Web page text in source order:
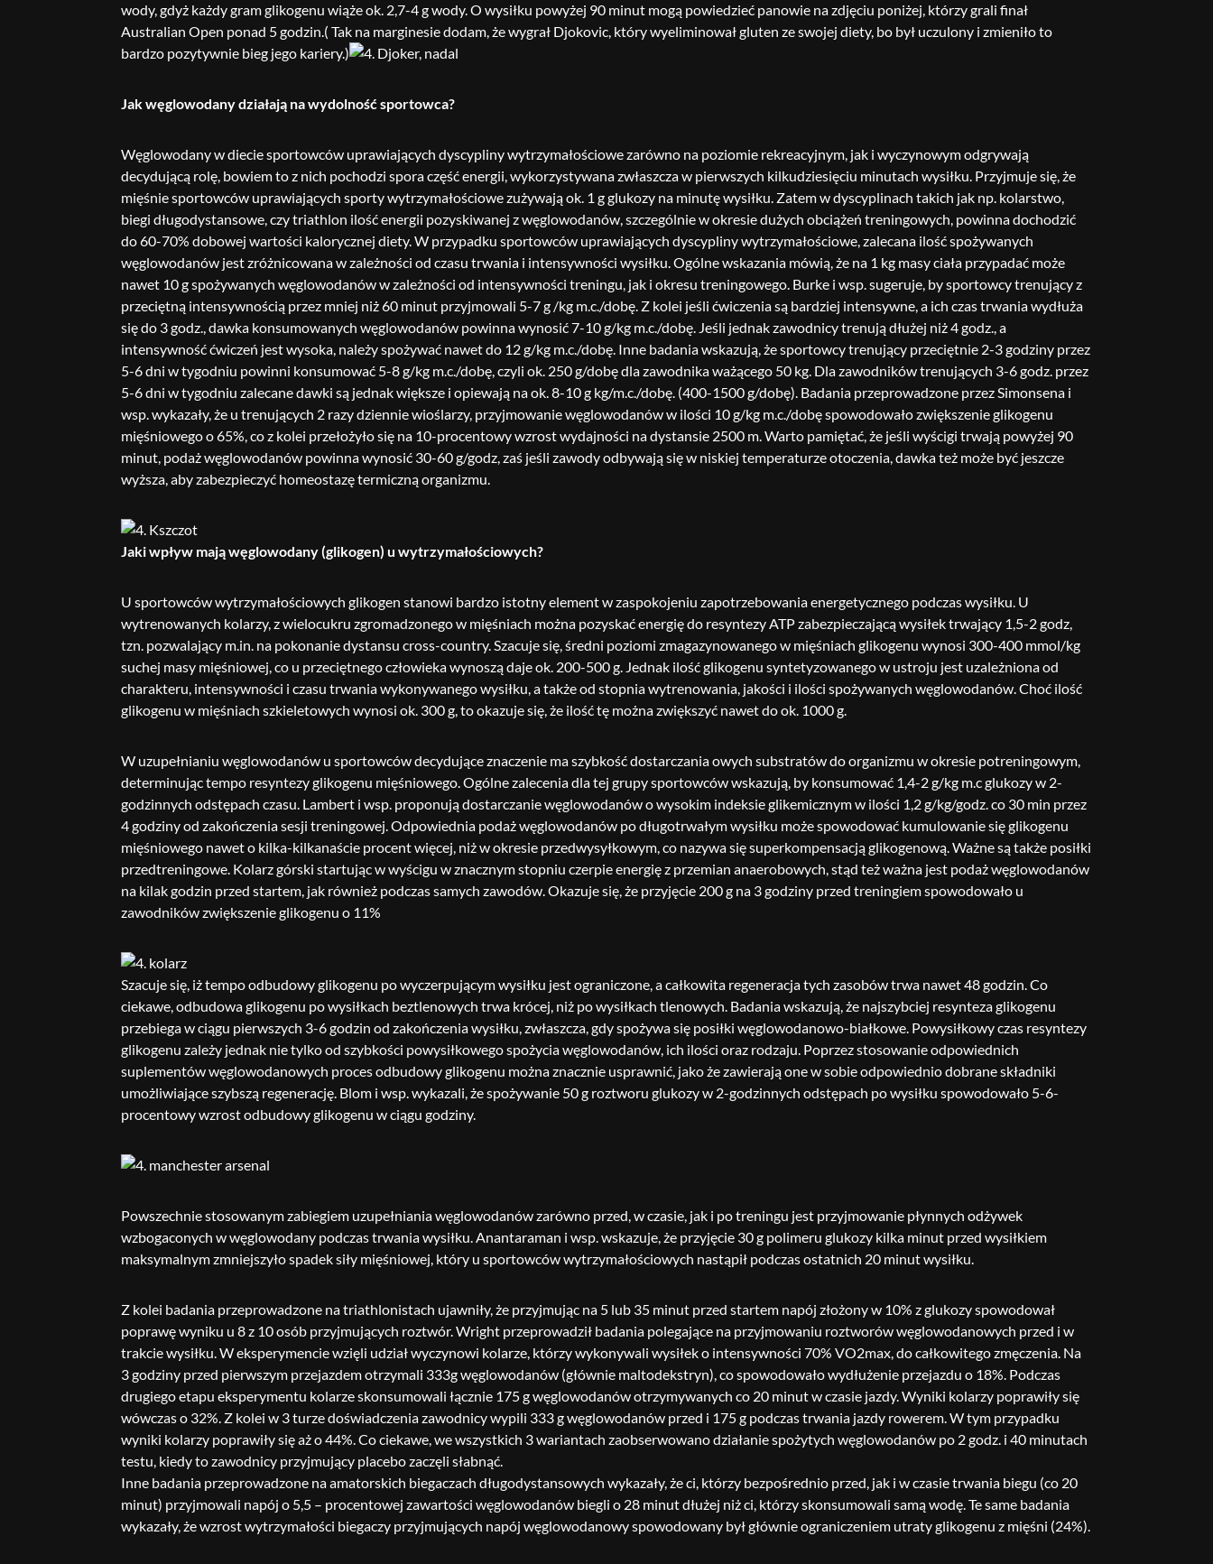
wody, gdyż każdy gram glikogenu wiąże ok. 2,7-4 g wody. O wysiłku powyżej 90 minut mogą powiedzieć panowie na zdjęciu poniżej, którzy grali finał
Australian Open ponad 5 godzin.( Tak na marginesie dodam, że wygrał Djokovic, który wyeliminował gluten ze swojej diety, bo był uczulony i zmieniło to
bardzo pozytywnie bieg jego kariery.)
Jak węglowodany działają na wydolność sportowca?
Węglowodany w diecie sportowców uprawiających dyscypliny wytrzymałościowe zarówno na poziomie rekreacyjnym, jak i wyczynowym odgrywają
decydującą rolę, bowiem to z nich pochodzi spora część energii, wykorzystywana zwłaszcza w pierwszych kilkudziesięciu minutach wysiłku. Przyjmuje się, że
mięśnie sportowców uprawiających sporty wytrzymałościowe zużywają ok. 1 g glukozy na minutę wysiłku. Zatem w dyscyplinach takich jak np. kolarstwo,
biegi długodystansowe, czy triathlon ilość energii pozyskiwanej z węglowodanów, szczególnie w okresie dużych obciążeń treningowych, powinna dochodzić
do 60-70% dobowej wartości kalorycznej diety. W przypadku sportowców uprawiających dyscypliny wytrzymałościowe, zalecana ilość spożywanych
węglowodanów jest zróżnicowana w zależności od czasu trwania i intensywności wysiłku. Ogólne wskazania mówią, że na 1 kg masy ciała przypadać może
nawet 10 g spożywanych węglowodanów w zależności od intensywności treningu, jak i okresu treningowego. Burke i wsp. sugeruje, by sportowcy trenujący z
przeciętną intensywnością przez mniej niż 60 minut przyjmowali 5-7 g /kg m.c./dobę. Z kolei jeśli ćwiczenia są bardziej intensywne, a ich czas trwania wydłuża
się do 3 godz., dawka konsumowanych węglowodanów powinna wynosić 7-10 g/kg m.c./dobę. Jeśli jednak zawodnicy trenują dłużej niż 4 godz., a
intensywność ćwiczeń jest wysoka, należy spożywać nawet do 12 g/kg m.c./dobę. Inne badania wskazują, że sportowcy trenujący przeciętnie 2-3 godziny przez
5-6 dni w tygodniu powinni konsumować 5-8 g/kg m.c./dobę, czyli ok. 250 g/dobę dla zawodnika ważącego 50 kg. Dla zawodników trenujących 3-6 godz. przez
5-6 dni w tygodniu zalecane dawki są jednak większe i opiewają na ok. 8-10 g kg/m.c./dobę. (400-1500 g/dobę). Badania przeprowadzone przez Simonsena i
wsp. wykazały, że u trenujących 2 razy dziennie wioślarzy, przyjmowanie węglowodanów w ilości 10 g/kg m.c./dobę spowodowało zwiększenie glikogenu
mięśniowego o 65%, co z kolei przełożyło się na 10-procentowy wzrost wydajności na dystansie 2500 m. Warto pamiętać, że jeśli wyścigi trwają powyżej 90
minut, podaż węglowodanów powinna wynosić 30-60 g/godz, zaś jeśli zawody odbywają się w niskiej temperaturze otoczenia, dawka też może być jeszcze
wyższa, aby zabezpieczyć homeostazę termiczną organizmu.
Jaki wpływ mają węglowodany (glikogen) u wytrzymałościowych?
U sportowców wytrzymałościowych glikogen stanowi bardzo istotny element w zaspokojeniu zapotrzebowania energetycznego podczas wysiłku. U
wytrenowanych kolarzy, z wielocukru zgromadzonego w mięśniach można pozyskać energię do resyntezy ATP zabezpieczającą wysiłek trwający 1,5-2 godz,
tzn. pozwalający m.in. na pokonanie dystansu cross-country. Szacuje się, średni poziomi zmagazynowanego w mięśniach glikogenu wynosi 300-400 mmol/kg
suchej masy mięśniowej, co u przeciętnego człowieka wynoszą daje ok. 200-500 g. Jednak ilość glikogenu syntetyzowanego w ustroju jest uzależniona od
charakteru, intensywności i czasu trwania wykonywanego wysiłku, a także od stopnia wytrenowania, jakości i ilości spożywanych węglowodanów. Choć ilość
glikogenu w mięśniach szkieletowych wynosi ok. 300 g, to okazuje się, że ilość tę można zwiększyć nawet do ok. 1000 g.
W uzupełnianiu węglowodanów u sportowców decydujące znaczenie ma szybkość dostarczania owych substratów do organizmu w okresie potreningowym,
determinując tempo resyntezy glikogenu mięśniowego. Ogólne zalecenia dla tej grupy sportowców wskazują, by konsumować 1,4-2 g/kg m.c glukozy w 2-
godzinnych odstępach czasu. Lambert i wsp. proponują dostarczanie węglowodanów o wysokim indeksie glikemicznym w ilości 1,2 g/kg/godz. co 30 min przez
4 godziny od zakończenia sesji treningowej. Odpowiednia podaż węglowodanów po długotrwałym wysiłku może spowodować kumulowanie się glikogenu
mięśniowego nawet o kilka-kilkanaście procent więcej, niż w okresie przedwysyłkowym, co nazywa się superkompensacją glikogenową. Ważne są także posiłki
przedtreningowe. Kolarz górski startując w wyścigu w znacznym stopniu czerpie energię z przemian anaerobowych, stąd też ważna jest podaż węglowodanów
na kilak godzin przed startem, jak również podczas samych zawodów. Okazuje się, że przyjęcie 200 g na 3 godziny przed treningiem spowodowało u
zawodników zwiększenie glikogenu o 11%
Szacuje się, iż tempo odbudowy glikogenu po wyczerpującym wysiłku jest ograniczone, a całkowita regeneracja tych zasobów trwa nawet 48 godzin. Co
ciekawe, odbudowa glikogenu po wysiłkach beztlenowych trwa krócej, niż po wysiłkach tlenowych. Badania wskazują, że najszybciej resynteza glikogenu
przebiega w ciągu pierwszych 3-6 godzin od zakończenia wysiłku, zwłaszcza, gdy spożywa się posiłki węglowodanowo-białkowe. Powysiłkowy czas resyntezy
glikogenu zależy jednak nie tylko od szybkości powysiłkowego spożycia węglowodanów, ich ilości oraz rodzaju. Poprzez stosowanie odpowiednich
suplementów węglowodanowych proces odbudowy glikogenu można znacznie usprawnić, jako że zawierają one w sobie odpowiednio dobrane składniki
umożliwiające szybszą regenerację. Blom i wsp. wykazali, że spożywanie 50 g roztworu glukozy w 2-godzinnych odstępach po wysiłku spowodowało 5-6-
procentowy wzrost odbudowy glikogenu w ciągu godziny.
Powszechnie stosowanym zabiegiem uzupełniania węglowodanów zarówno przed, w czasie, jak i po treningu jest przyjmowanie płynnych odżywek
wzbogaconych w węglowodany podczas trwania wysiłku. Anantaraman i wsp. wskazuje, że przyjęcie 30 g polimeru glukozy kilka minut przed wysiłkiem
maksymalnym zmniejszyło spadek siły mięśniowej, który u sportowców wytrzymałościowych nastąpił podczas ostatnich 20 minut wysiłku.
Z kolei badania przeprowadzone na triathlonistach ujawniły, że przyjmując na 5 lub 35 minut przed startem napój złożony w 10% z glukozy spowodował
poprawę wyniku u 8 z 10 osób przyjmujących roztwór. Wright przeprowadził badania polegające na przyjmowaniu roztworów węglowodanowych przed i w
trakcie wysiłku. W eksperymencie wzięli udział wyczynowi kolarze, którzy wykonywali wysiłek o intensywności 70% VO2max, do całkowitego zmęczenia. Na
3 godziny przed pierwszym przejazdem otrzymali 333g węglowodanów (głównie maltodekstryn), co spowodowało wydłużenie przejazdu o 18%. Podczas
drugiego etapu eksperymentu kolarze skonsumowali łącznie 175 g węglowodanów otrzymywanych co 20 minut w czasie jazdy. Wyniki kolarzy poprawiły się
wówczas o 32%. Z kolei w 3 turze doświadczenia zawodnicy wypili 333 g węglowodanów przed i 175 g podczas trwania jazdy rowerem. W tym przypadku
wyniki kolarzy poprawiły się aż o 44%. Co ciekawe, we wszystkich 3 wariantach zaobserwowano działanie spożytych węglowodanów po 2 godz. i 40 minutach
testu, kiedy to zawodnicy przyjmujący placebo zaczęli słabnąć.
Inne badania przeprowadzone na amatorskich biegaczach długodystansowych wykazały, że ci, którzy bezpośrednio przed, jak i w czasie trwania biegu (co 20
minut) przyjmowali napój o 5,5 – procentowej zawartości węglowodanów biegli o 28 minut dłużej niż ci, którzy skonsumowali samą wodę. Te same badania
wykazały, że wzrost wytrzymałości biegaczy przyjmujących napój węglowodanowy spowodowany był głównie ograniczeniem utraty glikogenu z mięśni (24%).